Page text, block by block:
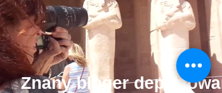
Znany bloger